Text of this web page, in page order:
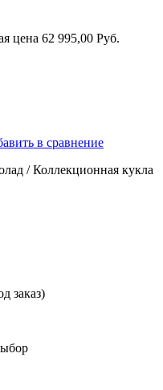
цена 62 995,00 Руб.
в сравнение
/ Коллекционная кукла
заказ)